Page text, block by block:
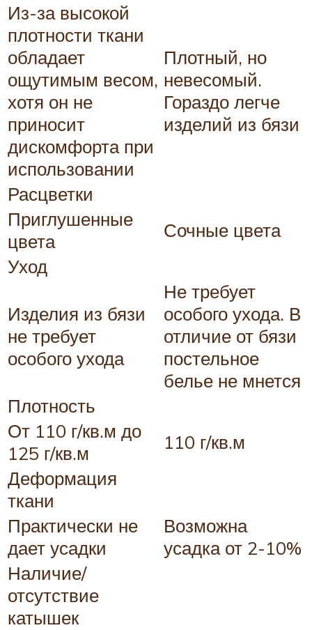
Из-за высокой
плотности ткани
обладает
ощутимым весом,
хотя он не
приносит
дискомфорта при
использовании
Плотный, но
невесомый.
Гораздо легче
изделий из бязи
Расцветки
Приглушенные
цвета
Сочные цвета
Уход
Изделия из бязи
не требует
особого ухода
Не требует
особого ухода. В
отличие от бязи
постельное
белье не мнется
Плотность
От 110 г/кв.м до
125 г/кв.м
110 г/кв.м
Деформация
ткани
Практически не
дает усадки
Возможна
усадка от 2-10%
Наличие/
отсутствие
катышек